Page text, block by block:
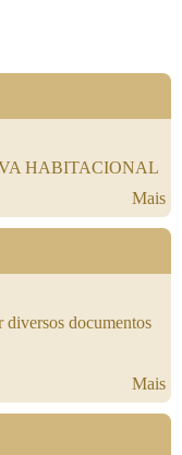
HABITACIONAL
Mais
documentos
Mais